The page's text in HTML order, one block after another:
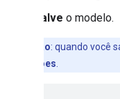
Salve o modelo.
Observação: quando você
Permissões